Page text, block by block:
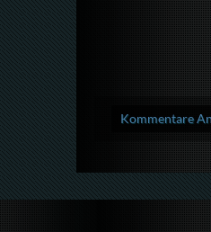
Kommentare